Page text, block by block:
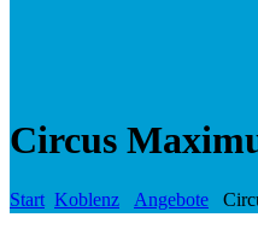
Circus
Start Koblenz Angebote